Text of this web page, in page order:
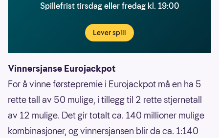
Spillefrist tirsdag eller fredag kl. 19:00
Lever spill
Vinnersjanse Eurojackpot
For å vinne førstepremie i Eurojackpot må en ha 5
rette tall av 50 mulige, i tillegg til 2 rette stjernetall
av 12 mulige. Det gir totalt ca. 140 millioner mulige
kombinasjoner, og vinnersjansen blir da ca. 1:140